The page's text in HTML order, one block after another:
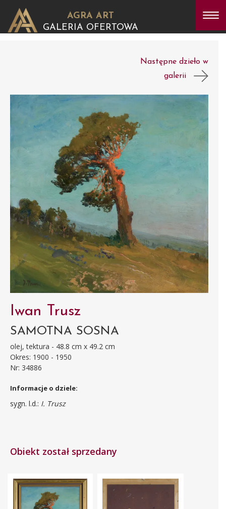
AGRA ART
GALERIA OFERTOWA
Następne dzieło w
galerii
Iwan Trusz
SAMOTNA SOSNA
olej, tektura - 48.8 cm x 49.2 cm
Okres: 1900 - 1950
Nr: 34886
Informacje o dziele:
sygn. l.d.: I. Trusz
Obiekt został sprzedany